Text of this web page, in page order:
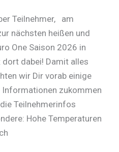
Teilnehmer, am
nächsten heißen und
One Saison 2026 in
dort dabei! Damit alles
wir Dir vorab einige
zukommen
Teilnehmerinfos
Hohe Temperaturen